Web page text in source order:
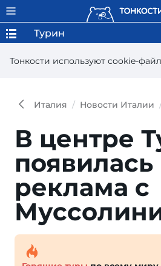
Тонкости используют сookie-
Турин
Италия Новости Италии
В центре
появилась
реклама с